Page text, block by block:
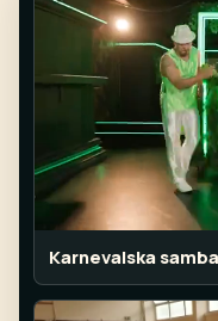
Karnevalska